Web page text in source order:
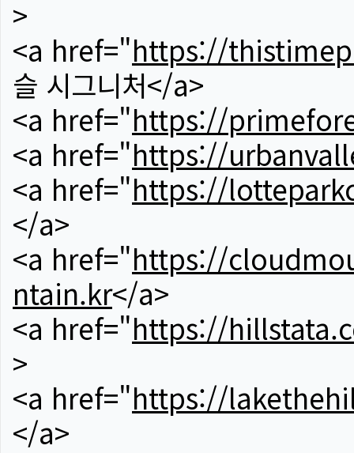
>
<a href="https://
슬 시그니처</a>
<a href="https://
<a href="https://
<a href="https://
</a>
<a href="https://
ntain.kr</a>
<a href="https://
>
<a href="https://
</a>